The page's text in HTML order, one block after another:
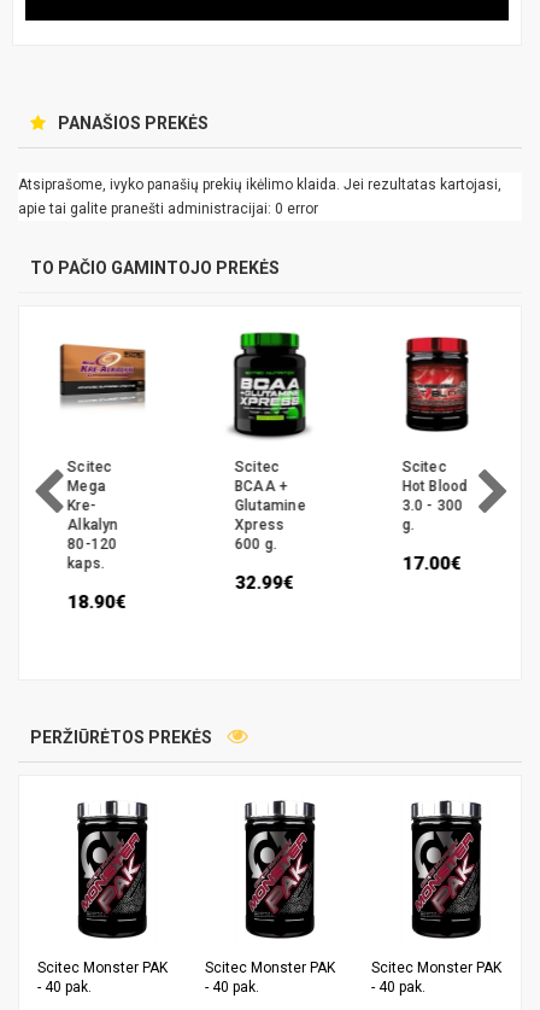
PANAŠIOS PREKĖS
Atsiprašome, ivyko panašių prekių ikėlimo klaida. Jei rezultatas kartojasi,
apie tai galite pranešti administracijai: 0 error
TO PAČIO GAMINTOJO PREKĖS
Scitec
BCAA +
Glutamine
Xpress
600 g.
Scitec
Hot Blood
3.0 - 300
g.
Scitec
BCAA-X
330 kaps.
25.00€
PERŽIŪRĖTOS PREKĖS
Scitec Monster PAK
- 40 pak.
Scitec Monster PAK
- 40 pak.
Scitec Monster PAK
- 40 pak.